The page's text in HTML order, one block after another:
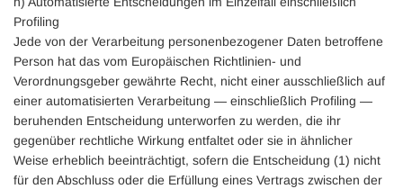
Profiling
Jede von der Verarbeitung personenbezogener Daten betroffene
Person hat das vom Europäischen Richtlinien- und
Verordnungsgeber gewährte Recht, nicht einer ausschließlich auf
einer automatisierten Verarbeitung — einschließlich Profiling —
beruhenden Entscheidung unterworfen zu werden, die ihr
gegenüber rechtliche Wirkung entfaltet oder sie in ähnlicher
Weise erheblich beeinträchtigt, sofern die Entscheidung (1) nicht
für den Abschluss oder die Erfüllung eines Vertrags zwischen der